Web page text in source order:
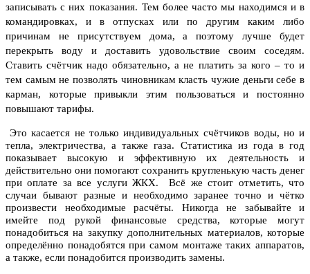
записывать с них показания. Тем более часто мы находимся и в
командировках, и в отпусках или по другим каким либо
причинам не присутствуем дома, а поэтому лучше будет
перекрыть воду и доставить удовольствие своим соседям.
Ставить счётчик надо обязательно, а не платить за кого – то и
тем самым не позволять чиновникам класть чужие деньги себе в
карман, которые привыкли этим пользоваться и постоянно
повышают тарифы.
Это касается не только индивидуальных счётчиков воды, но и
тепла, электричества, а также газа. Статистика из года в год
показывает высокую и эффективную их деятельность и
действительно они помогают сохранить кругленькую часть денег
при оплате за все услуги ЖКХ. Всё же стоит отметить, что
случаи бывают разные и необходимо заранее точно и чётко
произвести необходимые расчёты. Никогда не забывайте и
имейте под рукой финансовые средства, которые могут
понадобиться на закупку дополнительных материалов, которые
определённо понадобятся при самом монтаже таких аппаратов,
а также, если понадобится производить замены.